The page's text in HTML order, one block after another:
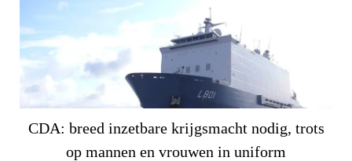
CDA: breed inzetbare krijgsmacht nodig, trots
op mannen en vrouwen in uniform